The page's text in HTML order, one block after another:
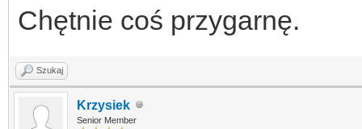
Chętnie coś przygarnę.
Szukaj
Krzysiek
Senior Member